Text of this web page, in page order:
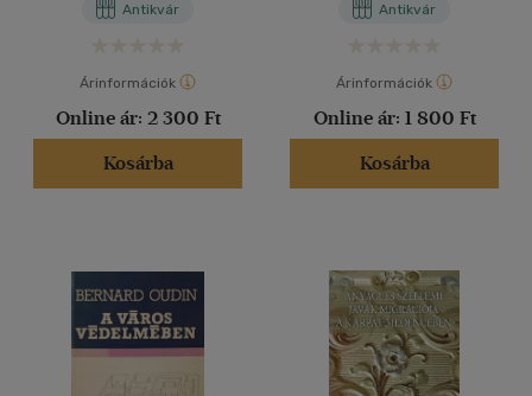
Antikvár
Árinformációk
Online ár: 2 300 Ft
Kosárba
Antikvár
Árinformációk
Online ár: 1 800 Ft
Kosárba